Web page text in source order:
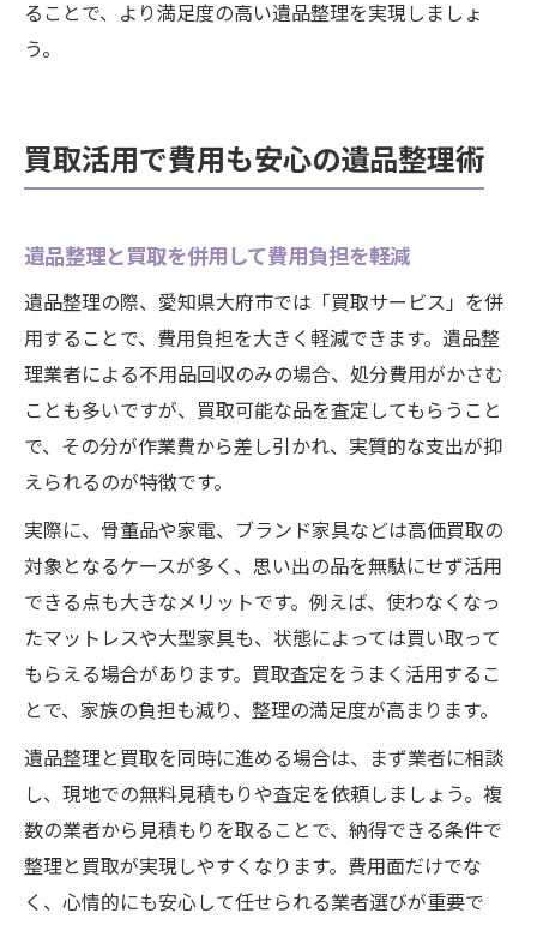
ることで、より満足度の高い遺品整理を実現しましょ
う。
買取活用で費用も安心の遺品整理術
遺品整理と買取を併用して費用負担を軽減
遺品整理の際、愛知県大府市では「買取サービス」を併
用することで、費用負担を大きく軽減できます。遺品整
理業者による不用品回収のみの場合、処分費用がかさむ
ことも多いですが、買取可能な品を査定してもらうこと
で、その分が作業費から差し引かれ、実質的な支出が抑
えられるのが特徴です。
実際に、骨董品や家電、ブランド家具などは高価買取の
対象となるケースが多く、思い出の品を無駄にせず活用
できる点も大きなメリットです。例えば、使わなくなっ
たマットレスや大型家具も、状態によっては買い取って
もらえる場合があります。買取査定をうまく活用するこ
とで、家族の負担も減り、整理の満足度が高まります。
遺品整理と買取を同時に進める場合は、まず業者に相談
し、現地での無料見積もりや査定を依頼しましょう。複
数の業者から見積もりを取ることで、納得できる条件で
整理と買取が実現しやすくなります。費用面だけでな
く、心情的にも安心して任せられる業者選びが重要で